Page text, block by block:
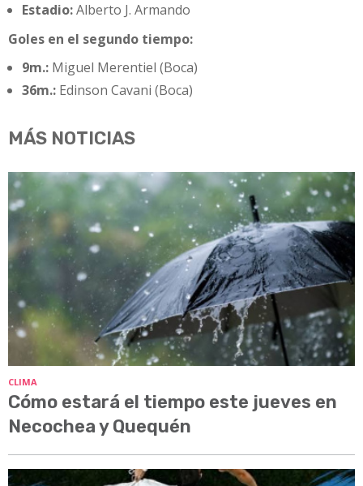
Estadio:Alberto J. Armando
Goles en el segundo tiempo:
9m.: Miguel Merentiel (Boca)
36m.: Edinson Cavani (Boca)
MÁS NOTICIAS
CLIMA
Cómo estará el tiempo este jueves en
Necochea y Quequén